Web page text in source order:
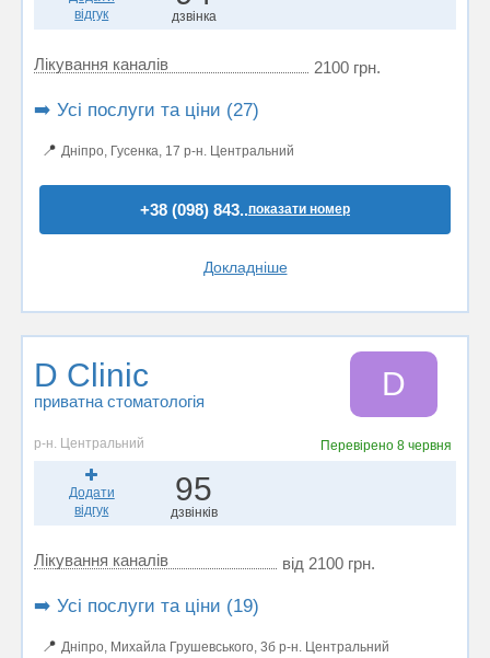
відгук
дзвінка
Лікування каналів 2100 грн.
➡️ Усі послуги та ціни (27)
📍 Дніпро, Гусенка, 17 р-н. Центральний
+38 (098) 843..показати номер
Докладніше
D Clinic
приватна стоматологія D
р-н. Центральний Перевірено 8 червня
Додати
відгук
95
дзвінків
Лікування каналів від 2100 грн.
➡️ Усі послуги та ціни (19)
📍 Дніпро, Михайла Грушевського, 3б р-н. Центральний